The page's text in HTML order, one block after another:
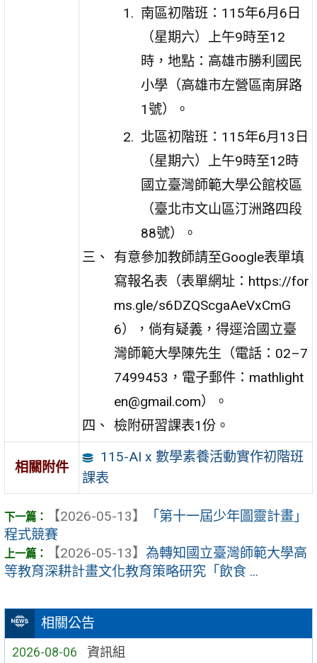
相關公告
2026-08-06 資訊組
南區初階班：115年6月6日
（星期六）上午9時至12
時，地點：高雄市勝利國民
小學（高雄市左營區南屏路
1號）。
北區初階班：115年6月13日
（星期六）上午9時至12時
國立臺灣師範大學公館校區
（臺北市文山區汀洲路四段
88號）。
有意參加教師請至Google表單填
寫報名表（表單網址：https://for
ms.gle/s6DZQScgaAeVxCmG
6），倘有疑義，得逕洽國立臺
灣師範大學陳先生（電話：02–7
7499453，電子郵件：mathlight
en@gmail.com）。
檢附研習課表1份。
相關附件
115-AI x 數學素養活動實作初階班
課表
【2026-05-13】
「第十一屆少年圖靈計畫」
程式競賽
【2026-05-13】 為轉知國立臺灣師範大學高
等教育深耕計畫文化教育策略研究「飲食 ...